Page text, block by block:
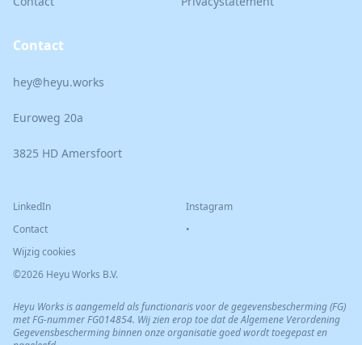
Contact
hey@heyu.works
Euroweg 20a
3825 HD Amersfoort
©2026 Heyu Works B.V.
LinkedIn
Instagram
Contact
•
Wijzig cookies
Heyu Works is aangemeld als functionaris voor de gegevensbescherming (FG)
met FG-nummer FG014854. Wij zien erop toe dat de Algemene Verordening
Gegevensbescherming binnen onze organisatie goed wordt toegepast en